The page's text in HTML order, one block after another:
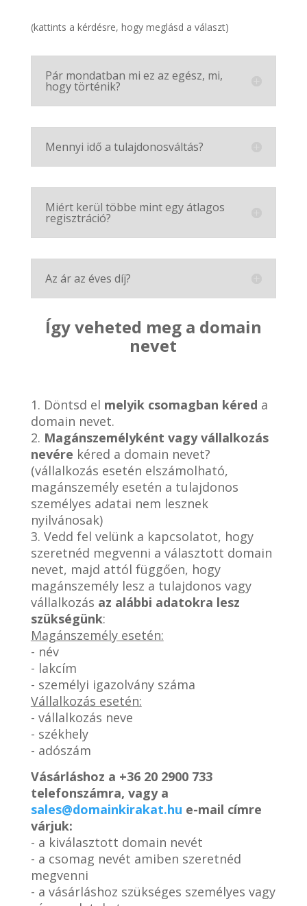
(kattints a kérdésre, hogy meglásd a választ)
Pár mondatban mi ez az egész, mi,
hogy történik?
Mennyi idő a tulajdonosváltás?
Miért kerül többe mint egy átlagos
regisztráció?
Az ár az éves díj?
Így veheted meg a domain
nevet
1. Döntsd el melyik csomagban kéred a
domain nevet.
2. Magánszemélyként vagy vállalkozás
nevére kéred a domain nevet?
(vállalkozás esetén elszámolható,
magánszemély esetén a tulajdonos
személyes adatai nem lesznek
nyilvánosak)
3. Vedd fel velünk a kapcsolatot, hogy
szeretnéd megvenni a választott domain
nevet, majd attól függően, hogy
magánszemély lesz a tulajdonos vagy
vállalkozás az alábbi adatokra lesz
szükségünk:
Magánszemély esetén:
- név
- lakcím
- személyi igazolvány száma
Vállalkozás esetén:
- vállalkozás neve
- székhely
- adószám
Vásárláshoz a +36 20 2900 733
telefonszámra, vagy a
sales@domainkirakat.hu e-mail címre
várjuk:
- a kiválasztott domain nevét
- a csomag nevét amiben szeretnéd
megvenni
- a vásárláshoz szükséges személyes vagy